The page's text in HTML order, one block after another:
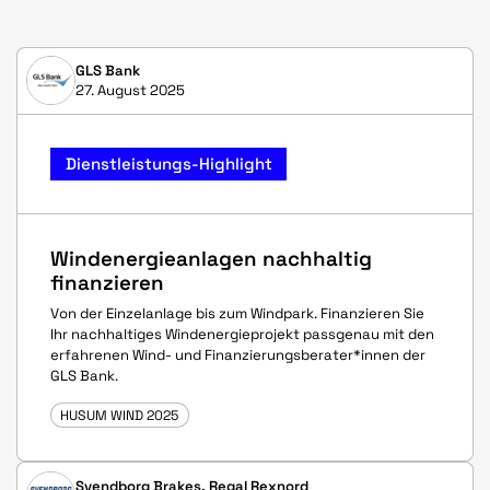
GLS Bank
27. August 2025
Dienstleistungs-Highlight
Windenergieanlagen nachhaltig
finanzieren
Von der Einzelanlage bis zum Windpark. Finanzieren Sie
Ihr nachhaltiges Windenergieprojekt passgenau mit den
erfahrenen Wind- und Finanzierungsberater*innen der
GLS Bank.
HUSUM WIND 2025
Svendborg Brakes, Regal Rexnord